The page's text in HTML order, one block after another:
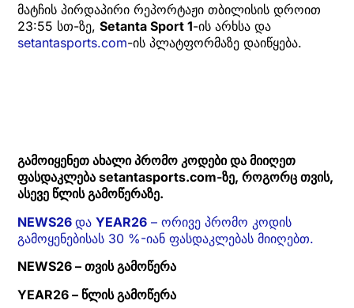
მატჩის პირდაპირი რეპორტაჟი თბილისის დროით
23:55 სთ-ზე, Setanta Sport 1-ის არხსა და
setantasports.com-ის პლატფორმაზე დაიწყება.
გამოიყენეთ ახალი პრომო კოდები და მიიღეთ
ფასდაკლება setantasports.com-ზე, როგორც თვის,
ასევე წლის გამოწერაზე.
NEWS26 და YEAR26 – ორივე პრომო კოდის
გამოყენებისას 30 %-იან ფასდაკლებას მიიღებთ.
NEWS26 – თვის გამოწერა
YEAR26 – წლის გამოწერა